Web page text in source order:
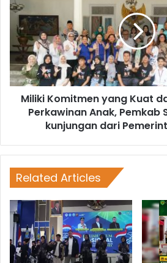
Miliki Komitmen yang Kuat
Perkawinan Anak, Pemkab
kunjungan dari
Related Articles